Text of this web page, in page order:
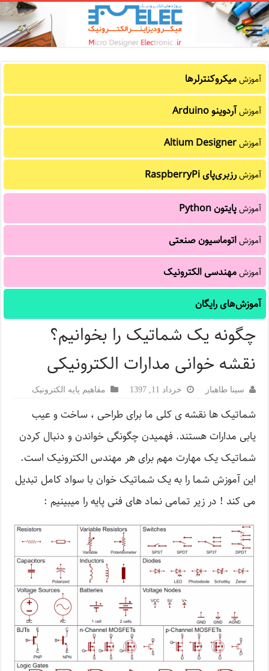
آموزشمیکروکنترلرها
آموزشآردوینو Arduino
آموزشAltium Designer
آموزشرزبری‌پای RaspberryPi
آموزشپایتون Python
آموزشاتوماسیون صنعتی
آموزشمهندسی الکترونیک
آموزش‌های رایگان
چگونه یک شماتیک را بخوانیم؟
نقشه خوانی مدارات الکترونیکی
سینا طاهباز خرداد 11, 1397 مفاهیم پایه الکترونیک
شماتیک ها نقشه ی کلی ما برای طراحی ، ساخت و عیب
یابی مدارات هستند. فهمیدن چگونگی خواندن و دنبال کردن
شماتیک یک مهارت مهم برای هر مهندس الکترونیک است.
این آموزش شما را به یک شماتیک خوان با سواد کامل تبدیل
می کند ! در زیر تمامی نماد های فنی پایه را میبینیم :